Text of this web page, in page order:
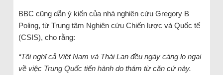
BBC cũng dẫn ý kiến của nhà nghiên cứu Gregory B
Poling, từ Trung tâm Nghiên cứu Chiến lược và Quốc tế
(CSIS), cho rằng:
“Tôi nghĩ cả Việt Nam và Thái Lan đều ngày càng lo ngại
về việc Trung Quốc tiến hành do thám từ căn cứ này.